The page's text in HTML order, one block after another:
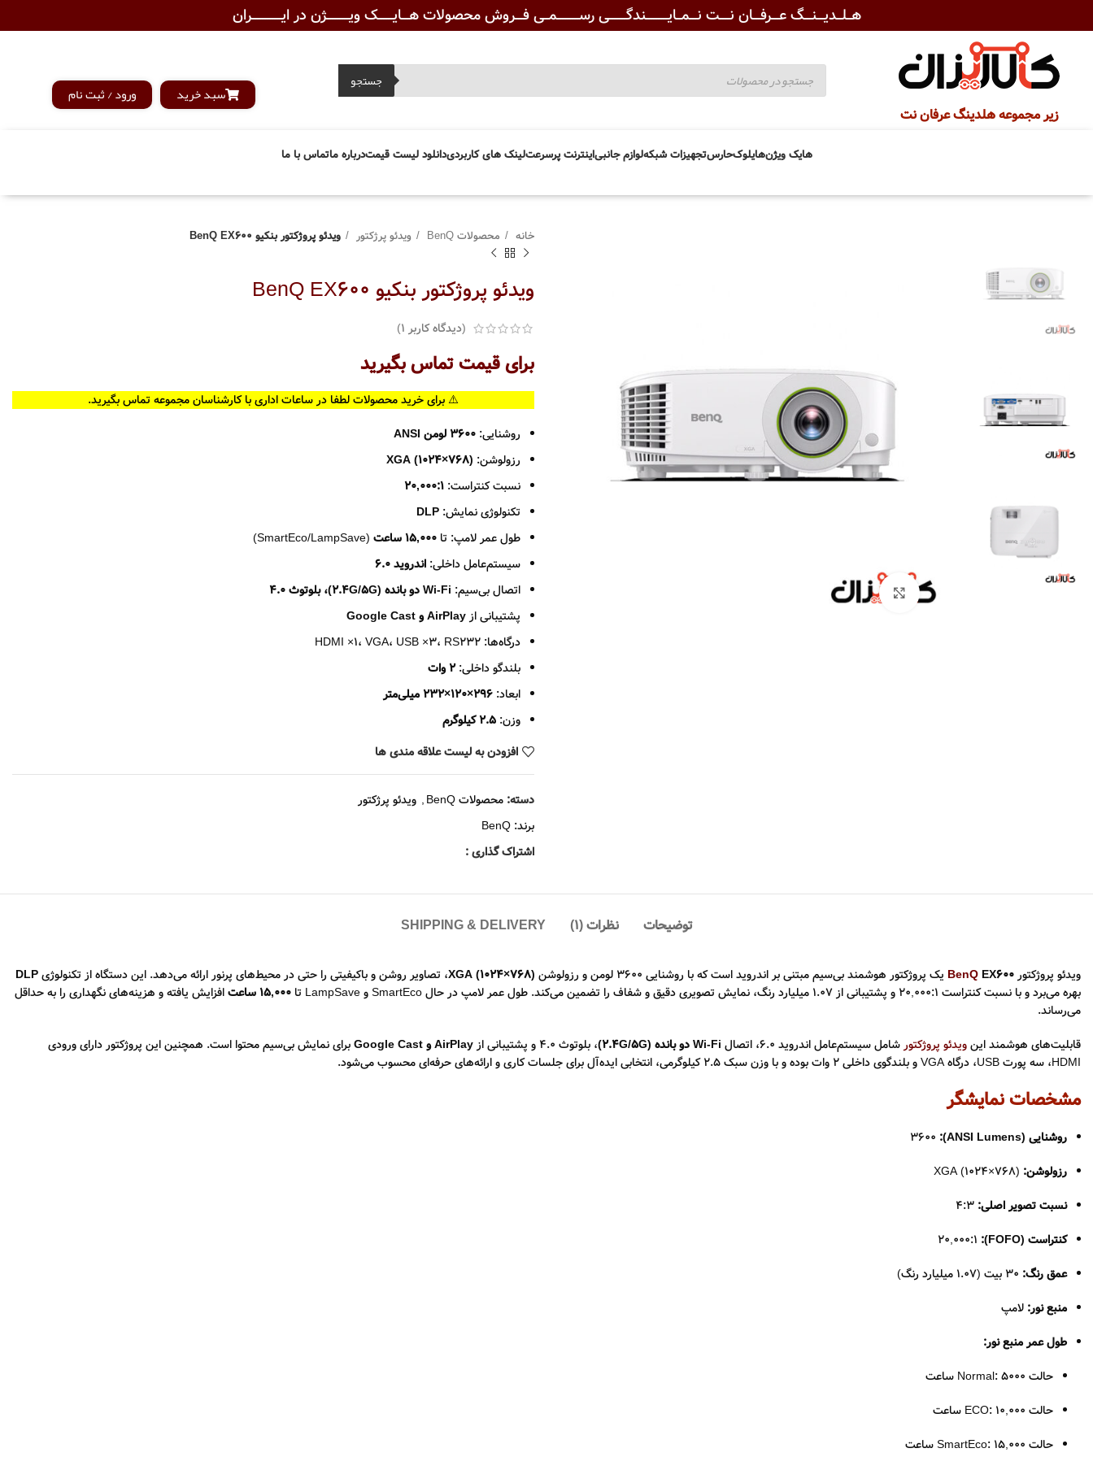
هــلــدیـــنـــگ عـــرفـــان نــــت نـــمــایـــــــــندگـــــــی رســـــــــمــی فـــروش محصولات هـــایــــــک ویـــــــــژن در ایــــــــــــران
زیر مجموعه هلدینگ عرفان نت
جستجو
سبد خرید ورود / ثبت نام
هایک ویژنهایلوکحارستجهیزات شبکهلوازم جانبیاینترنت پرسرعتلینک های کاربردیدانلود لیست قیمتدرباره ماتماس با ما
Click to enlarge
خانه محصولات BenQ ویدئو پرژکتور ویدئو پروژکتور بنکیو BenQ EX600
ویدئو پروژکتور بنکیو BenQ EX600
(دیدگاه کاربر 1
)
برای قیمت تماس بگیرید
⚠️ برای خرید محصولات لطفا در ساعات اداری با کارشناسان مجموعه تماس بگیرید.
روشنایی: 3600 لومن ANSI
رزولوشن: XGA (1024×768)
نسبت کنتراست: 20,000:1
تکنولوژی نمایش: DLP
طول عمر لامپ: تا 15,000 ساعت
(SmartEco/LampSave)
سیستم‌عامل داخلی: اندروید 6.0
اتصال بی‌سیم: Wi-Fi دو بانده (2.4G/5G)، بلوتوث 4.0
پشتیبانی ازAirPlay و Google Cast
درگاه‌ها: HDMI ×1، VGA، USB ×3، RS232
بلندگو داخلی:2 وات
ابعاد: 296×120×232 میلی‌متر
وزن: 2.5 کیلوگرم
افزودن به لیست علاقه مندی ها
دسته: محصولات BenQ , ویدئو پرژکتور
برند: BenQ
اشتراک گذاری :
توضیحات نظرات (1) SHIPPING & DELIVERY
ویدئو پروژکتور BenQ EX600 یک پروژکتور هوشمند بی‌سیم مبتنی بر اندروید است که با روشنایی 3600 لومن و رزولوشن XGA (1024×768)، تصاویر روشن و باکیفیتی را حتی در محیط‌های پرنور ارائه می‌دهد. این دستگاه از تکنولوژیDLP
بهره می‌برد و با نسبت کنتراست 20,000:1 و پشتیبانی از 1.07 میلیارد رنگ، نمایش تصویری دقیق و شفاف را تضمین می‌کند. طول عمر لامپ در حال SmartEco و LampSave تا
15,000 ساعت
افزایش یافته و هزینه‌های نگهداری را به حداقل
می‌رساند.
قابلیت‌های هوشمند اینویدئو پروژکتورشامل سیستم‌عامل اندروید 6.0، اتصال Wi-Fi دو بانده (2.4G/5G) ، بلوتوث 4.0 و پشتیبانی از AirPlay و Google Cast
برای نمایش بی‌سیم محتوا است. همچنین این پروژکتور دارای ورودی
HDMI، سه پورت USB، درگاه VGA و بلندگوی داخلی 2 وات بوده و با وزن سبک 2.5 کیلوگرمی، انتخابی ایده‌آل برای جلسات کاری و ارائه‌های حرفه‌ای محسوب می‌شود.
مشخصات نمایشگر
روشنایی (ANSI Lumens):
رزولوشن:
نسبت تصویر اصلی:
کنتراست (FOFO):
عمق رنگ:
منبع نور: لامپ
طول عمر منبع نور:
حالت Normal: ‌5000 ساعت
حالت ECO: ‌10,000 ساعت
حالت SmartEco: ‌15,000 ساعت